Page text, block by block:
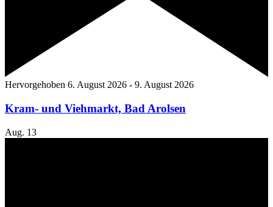
Hervorgehoben 6. August 2026 - 9. August 2026
Kram- und Viehmarkt, Bad Arolsen
Aug. 13